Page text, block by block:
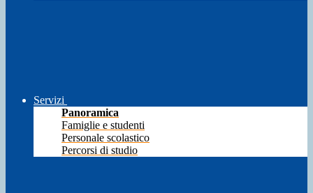
Servizi
Panoramica
Famiglie e studenti
Personale scolastico
Percorsi di studio